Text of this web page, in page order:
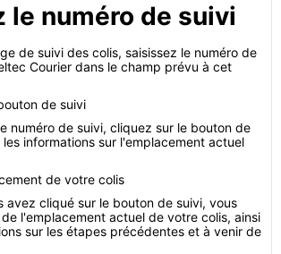
le numéro de suivi
de suivi des colis, saisissez le numéro de
Courier dans le champ prévu à cet
de suivi
numéro de suivi, cliquez sur le bouton de
informations sur l'emplacement actuel
de votre colis
avez cliqué sur le bouton de suivi, vous
l'emplacement actuel de votre colis, ainsi
sur les étapes précédentes et à venir de